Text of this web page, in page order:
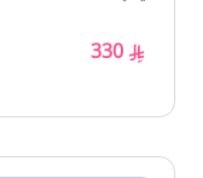
330